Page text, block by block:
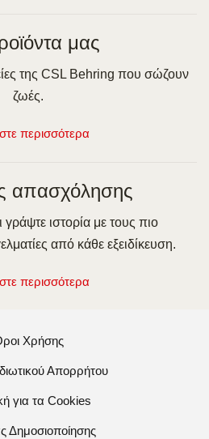
μας
της CSL Behring που σώζουν
ζωές.
περισσότερα
απασχόλησης
γράψτε ιστορία με τους πιο
από κάθε εξειδίκευση.
περισσότερα
Χρήσης
Απορρήτου
για τα Cookies
Δημοσιοποίησης